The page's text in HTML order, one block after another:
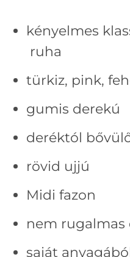
kényelmes
ruha
türkiz, pink,
gumis derekú
deréktól
rövid ujjú
Midi fazon
nem rugalmas
saját